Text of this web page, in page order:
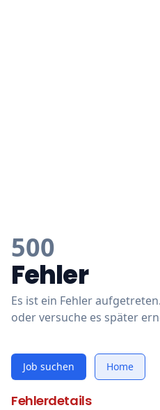
500
Fehler
Es ist ein Fehler
oder versuche es später
Job suchen Home
Fehlerdetails